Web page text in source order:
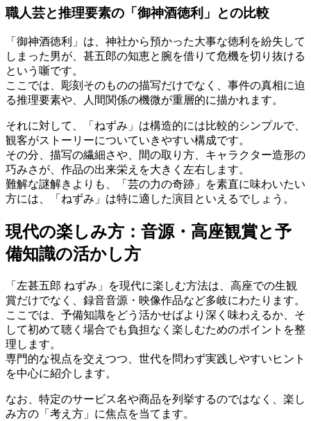
職人芸と推理要素の「御神酒徳利」との比較
「御神酒徳利」は、神社から預かった大事な徳利を紛失して
しまった男が、甚五郎の知恵と腕を借りて危機を切り抜ける
という噺です。
ここでは、彫刻そのものの描写だけでなく、事件の真相に迫
る推理要素や、人間関係の機微が重層的に描かれます。
それに対して、「ねずみ」は構造的には比較的シンプルで、
観客がストーリーについていきやすい構成です。
その分、描写の繊細さや、間の取り方、キャラクター造形の
巧みさが、作品の出来栄えを大きく左右します。
難解な謎解きよりも、「芸の力の奇跡」を素直に味わいたい
方には、「ねずみ」は特に適した演目といえるでしょう。
現代の楽しみ方：音源・高座観賞と予
備知識の活かし方
「左甚五郎 ねずみ」を現代に楽しむ方法は、高座での生観
賞だけでなく、録音音源・映像作品など多岐にわたります。
ここでは、予備知識をどう活かせばより深く味わえるか、そ
して初めて聴く場合でも負担なく楽しむためのポイントを整
理します。
専門的な視点を交えつつ、世代を問わず実践しやすいヒント
を中心に紹介します。
なお、特定のサービス名や商品を列挙するのではなく、楽し
み方の「考え方」に焦点を当てます。